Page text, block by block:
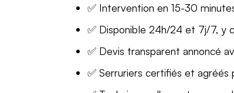
✅ Intervention en 15-30
✅ Disponible 24h/24 et 7j/7, y
✅ Devis transparent annoncé
✅ Serruriers certifiés et agréés